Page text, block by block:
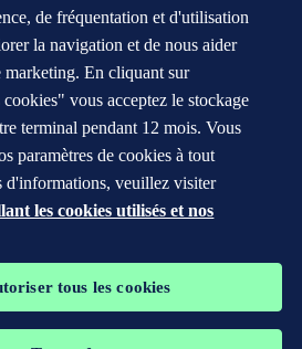
de fréquentation et d'utilisation
la navigation et de nous aider
marketing. En cliquant sur
vous acceptez le stockage
terminal pendant 12 mois. Vous
paramètres de cookies à tout
d'informations, veuillez visiter
les cookies utilisés et nos
tous les cookies